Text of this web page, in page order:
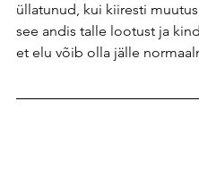
üllatunud, kui kiiresti
see andis talle lootust ja
et elu võib olla jälle